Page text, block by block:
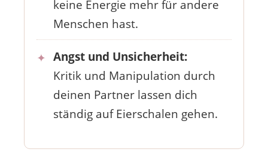
keine Energie mehr für andere
Menschen hast.
Angst und Unsicherheit:
Kritik und Manipulation durch
deinen Partner lassen dich
ständig auf Eierschalen gehen.